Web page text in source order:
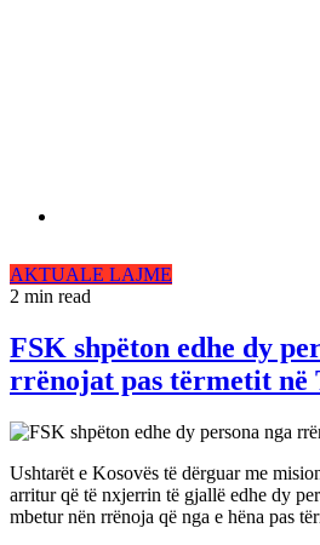
AKTUALE LAJME
2 min read
FSK shpëton edhe dy
rrënojat pas tërmetit në
Ushtarët e Kosovës të dërguar me
arritur që të nxjerrin të gjallë edhe dy
mbetur nën rrënoja që nga e hëna pas